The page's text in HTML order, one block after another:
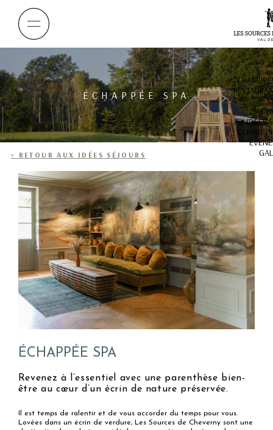
IDÉES
ÉCHAPPÉE SPA
< RETOUR AUX IDÉES SÉJOURS
ÉCHAPPÉE SPA
Revenez à l’essentiel avec une parenthèse bien-
être au cœur d’un écrin de nature préservée.
Il est temps de ralentir et de vous accorder du temps pour vous.
Lovées dans un écrin de verdure, Les Sources de Cheverny sont une